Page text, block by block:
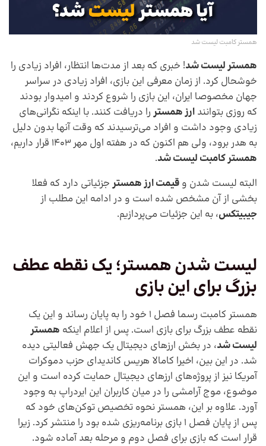
همستر کامبت لیست شد
همستر لیست شد! خبری که بعد از مدت‌ها انتظار، افراد زیادی را
خوشحال کرد. از زمان معرفی این بازی، افراد زیادی در سراسر
جهان مخصوصا ایران، این بازی را شروع کردند و امیدوار بودند
که روزی بتوانند ارز همستر را دریافت کنند. با اینکه نگرانی‌های
زیادی وجود داشت و افراد می‌ترسیدند که وقت آنها بدون دلیل
به هدر برود، ولی هم اکنون که در هفته اول مهر 1403 قرار داریم،
همستر کامبت لیست شد.
البته لیست شدن و قیمت ارز همستر جزئیاتی دارد که فعلا
بخشی از آن مشخص شده است و در ادامه این مطلب از
جیبیتکس، به این جزئیات می‌پردازیم.
لیست شدن همستر؛ یک نقطه عطف
بزرگ برای این بازی
همستر کامبت رسما فصل 1 خود را به پایان رساند و این یک
نقطه عطف بزرگ برای بازی است. پس از اعلام اینکه همستر
لیست شد، در بخش ارزهای دیجیتال یک جهش فعالیتی دیده
شد. در این بین، اخیرا کامالا هریس کاندیدای حزب دموکرات
آمریکا نیز از پروژه‌های ارزهای دیجیتال حمایت کرده است و این
موضوع، موج آرامشی را در میان کاربران این ایردراپ به وجود
آورد. علاوه بر این، همستر نحوه تخصیص توکن‌های خود که
پس از پایان فصل 1 بازی برنامه‌ریزی شده بود را منتشر کرد. زیرا
قرار است که بازی برای فصل دوم و مرحله بعد آماده شود.